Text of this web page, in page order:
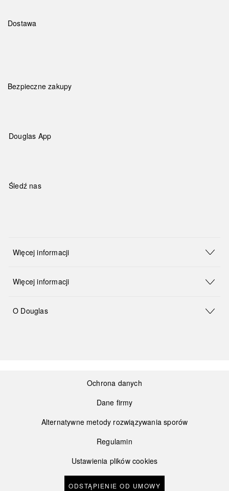
Dostawa
Bezpieczne zakupy
Douglas App
Śledź nas
Więcej informacji
Więcej informacji
O Douglas
Ochrona danych
Dane firmy
Alternatywne metody rozwiązywania sporów
Regulamin
Ustawienia plików cookies
ODSTĄPIENIE OD UMOWY